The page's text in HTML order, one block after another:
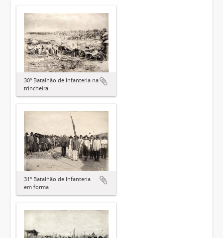
30º Batalhão de Infanteria na
trincheira
31º Batalhão de Infanteria
em forma